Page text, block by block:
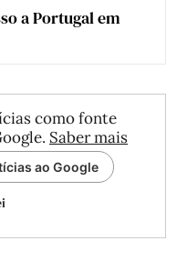
a Portugal em
como fonte
Saber mais
ao Google